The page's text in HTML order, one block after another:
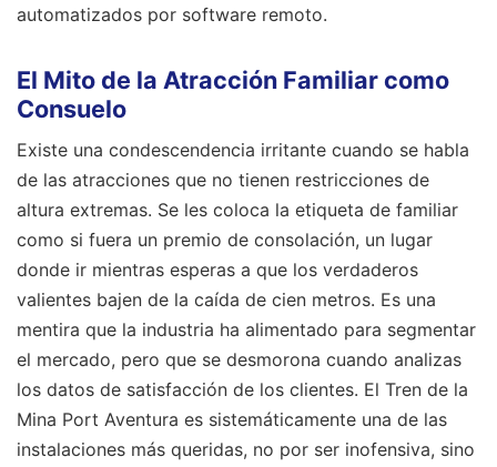
automatizados por software remoto.
El Mito de la Atracción Familiar como
Consuelo
Existe una condescendencia irritante cuando se habla
de las atracciones que no tienen restricciones de
altura extremas. Se les coloca la etiqueta de familiar
como si fuera un premio de consolación, un lugar
donde ir mientras esperas a que los verdaderos
valientes bajen de la caída de cien metros. Es una
mentira que la industria ha alimentado para segmentar
el mercado, pero que se desmorona cuando analizas
los datos de satisfacción de los clientes. El Tren de la
Mina Port Aventura es sistemáticamente una de las
instalaciones más queridas, no por ser inofensiva, sino